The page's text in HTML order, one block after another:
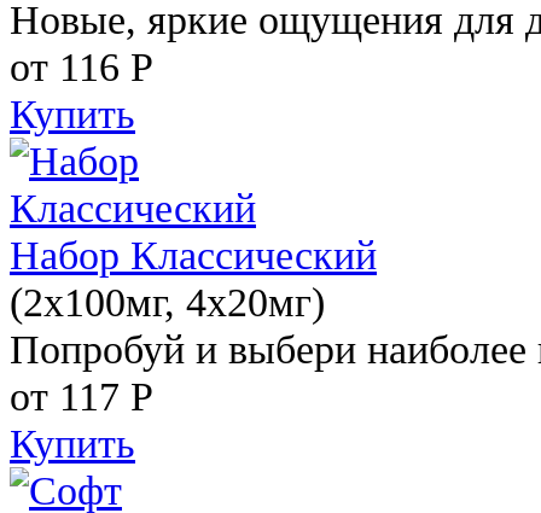
Новые, яркие ощущения для
от 116 Р
Купить
Набор Классический
(2x100мг, 4x20мг)
Попробуй и выбери наиболее
от 117 Р
Купить